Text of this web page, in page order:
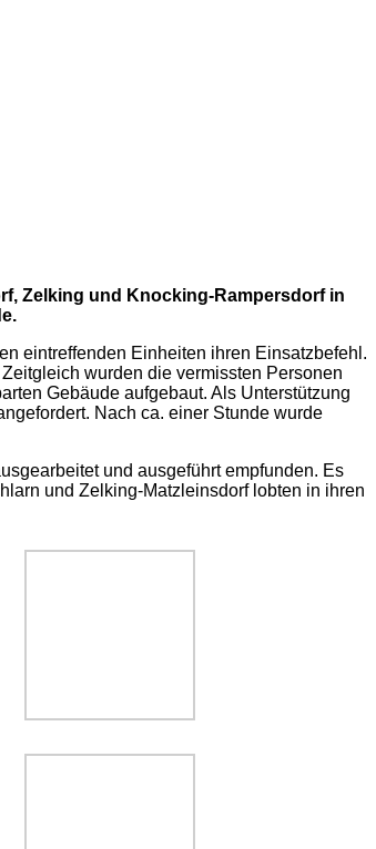
Zelking und Knocking-Rampersdorf in
eintreffenden Einheiten ihren Einsatzbefehl.
wurden die vermissten Personen
Gebäude aufgebaut. Als Unterstützung
Nach ca. einer Stunde wurde
und ausgeführt empfunden. Es
und Zelking-Matzleinsdorf lobten in ihren